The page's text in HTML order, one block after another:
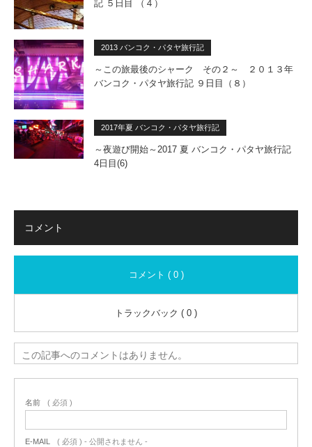
記 ５日目 （４）
2013 バンコク・パタヤ旅行記
～この旅最後のシャーク その２～ ２０１３年
バンコク・パタヤ旅行記 ９日目（８）
2017年夏 バンコク・パタヤ旅行記
～夜遊び開始～2017 夏 バンコク・パタヤ旅行記
4日目(6)
コメント
コメント ( 0 )
トラックバック ( 0 )
この記事へのコメントはありません。
名前 ( 必須 )
E-MAIL ( 必須 ) - 公開されません -